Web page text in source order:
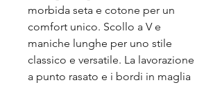
morbida seta e cotone per un
comfort unico. Scollo a V e
maniche lunghe per uno stile
classico e versatile. La lavorazione
a punto rasato e i bordi in maglia